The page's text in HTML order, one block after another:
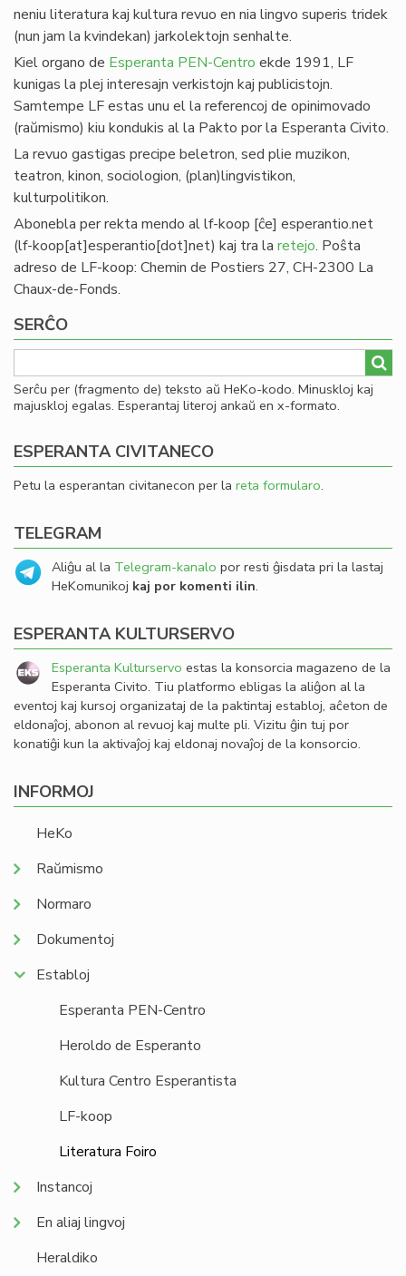
neniu literatura kaj kultura revuo en nia lingvo superis tridek
(nun jam la kvindekan) jarkolektojn senhalte.
Kiel organo de Esperanta PEN-Centro ekde 1991, LF
kunigas la plej interesajn verkistojn kaj publicistojn.
Samtempe LF estas unu el la referencoj de opinimovado
(raŭmismo) kiu kondukis al la Pakto por la Esperanta Civito.
La revuo gastigas precipe beletron, sed plie muzikon,
teatron, kinon, sociologion, (plan)lingvistikon,
kulturpolitikon.
Abonebla per rekta mendo allf-koop [ĉe] esperantio.net
(lf-koop[at]esperantio[dot]net) kaj tra la retejo. Poŝta
adreso de LF-koop: Chemin de Postiers 27, CH-2300 La
Chaux-de-Fonds.
SERĈO
Serĉu per (fragmento de) teksto aŭ HeKo-kodo. Minuskloj kaj
majuskloj egalas. Esperantaj literoj ankaŭ en x-formato.
ESPERANTA CIVITANECO
Petu la esperantan civitanecon per la reta formularo.
TELEGRAM
Aliĝu al la Telegram-kanalo por resti ĝisdata pri la lastaj
HeKomunikoj kaj por komenti ilin.
ESPERANTA KULTURSERVO
Esperanta Kulturservo estas la konsorcia magazeno de la
Esperanta Civito. Tiu platformo ebligas la aliĝon al la
eventoj kaj kursoj organizataj de la paktintaj establoj, aĉeton de
eldonaĵoj, abonon al revuoj kaj multe pli. Vizitu ĝin tuj por
konatiĝi kun la aktivaĵoj kaj eldonaj novaĵoj de la konsorcio.
INFORMOJ
HeKo
Raŭmismo
Normaro
Dokumentoj
Establoj
Esperanta PEN-Centro
Heroldo de Esperanto
Kultura Centro Esperantista
LF-koop
Literatura Foiro
Instancoj
En aliaj lingvoj
Heraldiko